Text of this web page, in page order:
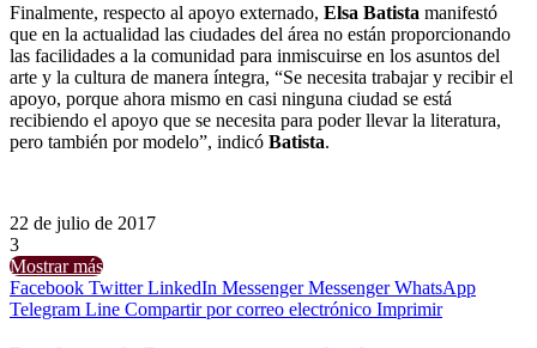
Finalmente, respecto al apoyo externado, Elsa Batista manifestó
que en la actualidad las ciudades del área no están proporcionando
las facilidades a la comunidad para inmiscuirse en los asuntos del
arte y la cultura de manera íntegra, “Se necesita trabajar y recibir el
apoyo, porque ahora mismo en casi ninguna ciudad se está
recibiendo el apoyo que se necesita para poder llevar la literatura,
pero también por modelo”, indicó Batista.
22 de julio de 2017
3
Mostrar más
Facebook Twitter LinkedIn Messenger Messenger WhatsApp
Telegram Line Compartir por correo electrónico Imprimir